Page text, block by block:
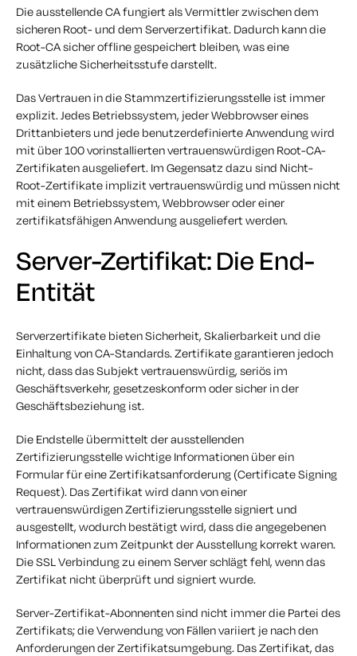
Die ausstellende CA fungiert als Vermittler zwischen dem
sicheren Root- und dem Serverzertifikat. Dadurch kann die
Root-CA sicher offline gespeichert bleiben, was eine
zusätzliche Sicherheitsstufe darstellt.
Das Vertrauen in die Stammzertifizierungsstelle ist immer
explizit. Jedes Betriebssystem, jeder Webbrowser eines
Drittanbieters und jede benutzerdefinierte Anwendung wird
mit über 100 vorinstallierten vertrauenswürdigen Root-CA-
Zertifikaten ausgeliefert. Im Gegensatz dazu sind Nicht-
Root-Zertifikate implizit vertrauenswürdig und müssen nicht
mit einem Betriebssystem, Webbrowser oder einer
zertifikatsfähigen Anwendung ausgeliefert werden.
Server-Zertifikat: Die End-
Entität
Serverzertifikate bieten Sicherheit, Skalierbarkeit und die
Einhaltung von CA-Standards. Zertifikate garantieren jedoch
nicht, dass das Subjekt vertrauenswürdig, seriös im
Geschäftsverkehr, gesetzeskonform oder sicher in der
Geschäftsbeziehung ist.
Die Endstelle übermittelt der ausstellenden
Zertifizierungsstelle wichtige Informationen über ein
Formular für eine Zertifikatsanforderung (Certificate Signing
Request). Das Zertifikat wird dann von einer
vertrauenswürdigen Zertifizierungsstelle signiert und
ausgestellt, wodurch bestätigt wird, dass die angegebenen
Informationen zum Zeitpunkt der Ausstellung korrekt waren.
Die SSL Verbindung zu einem Server schlägt fehl, wenn das
Zertifikat nicht überprüft und signiert wurde.
Server-Zertifikat-Abonnenten sind nicht immer die Partei des
Zertifikats; die Verwendung von Fällen variiert je nach den
Anforderungen der Zertifikatsumgebung. Das Zertifikat, das